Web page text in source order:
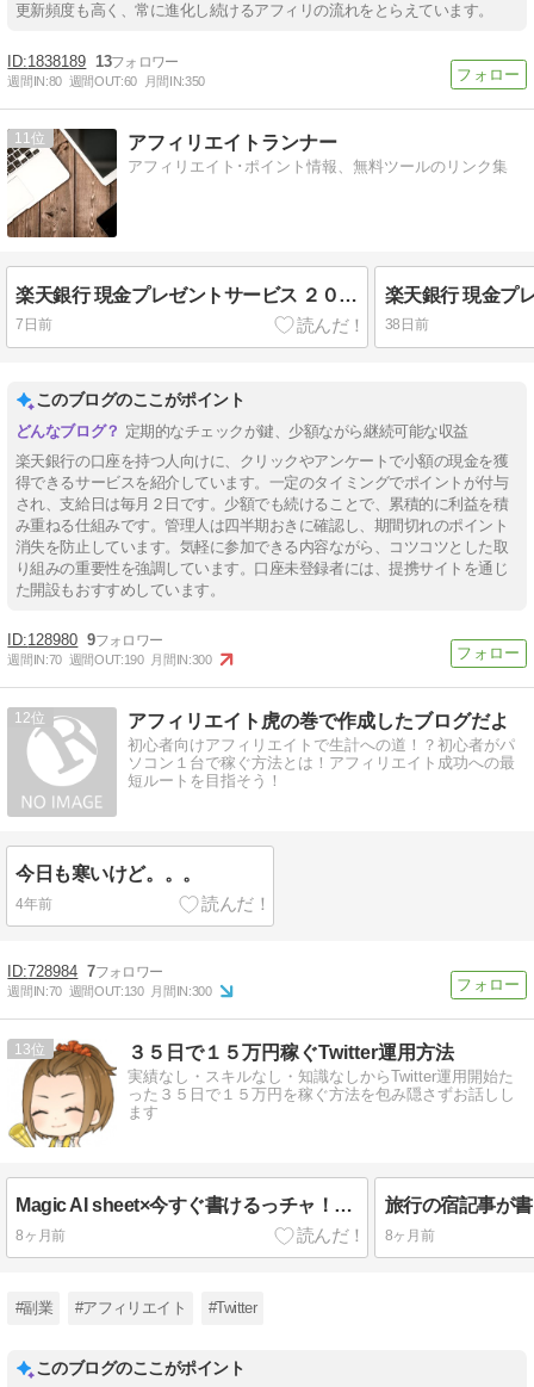
更新頻度も高く、常に進化し続けるアフィリの流れをとらえています。
1838189 13
週間IN:80 週間OUT:60 月間IN:350
11 アフィリエイトランナー
アフィリエイト･ポイント情報、無料ツールのリンク集
楽天銀行 現金プレゼントサービス ２０２６年７月は１０円獲得
7日前 38日前
このブログのここがポイント
定期的なチェックが鍵、少額ながら継続可能な収益
楽天銀行の口座を持つ人向けに、クリックやアンケートで小額の現金を獲
得できるサービスを紹介しています。一定のタイミングでポイントが付与
され、支給日は毎月２日です。少額でも続けることで、累積的に利益を積
み重ねる仕組みです。管理人は四半期おきに確認し、期間切れのポイント
消失を防止しています。気軽に参加できる内容ながら、コツコツとした取
り組みの重要性を強調しています。口座未登録者には、提携サイトを通じ
た開設もおすすめしています。
128980 9
週間IN:70 週間OUT:190 月間IN:300
12 アフィリエイト虎の巻で作成したブログだよ
初心者向けアフィリエイトで生計への道！？初心者がパ
ソコン１台で稼ぐ方法とは！アフィリエイト成功への最
短ルートを目指そう！
今日も寒いけど。。。
4年前
728984 7
週間IN:70 週間OUT:130 月間IN:300
13 ３５日で１５万円稼ぐTwitter運用方法
実績なし・スキルなし・知識なしからTwitter運用開始た
った３５日で１５万円を稼ぐ方法を包み隠さずお話しし
ます
Magic AI sheet×今すぐ書けるっチャ！の活用方法
8ヶ月前 8ヶ月前
#副業 #アフィリエイト #Twitter
このブログのここがポイント